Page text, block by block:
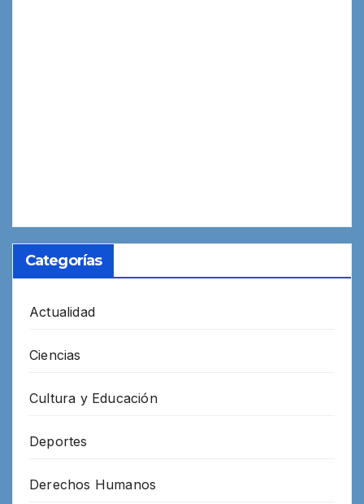
Categorías
Actualidad
Ciencias
Cultura y Educación
Deportes
Derechos Humanos